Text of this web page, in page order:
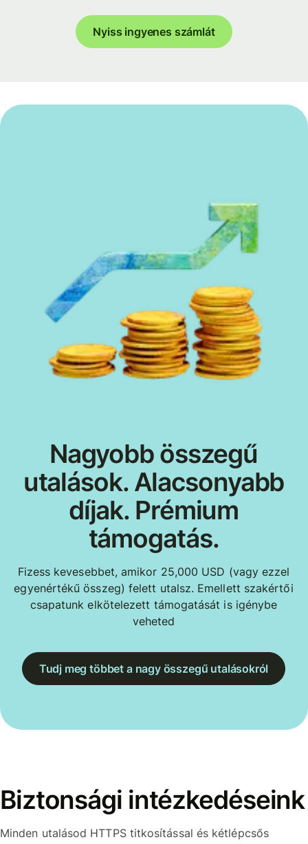
Nyiss ingyenes számlát
Nagyobb összegű
utalások. Alacsonyabb
díjak. Prémium
támogatás.
Fizess kevesebbet, amikor 25,000 USD (vagy ezzel
egyenértékű összeg) felett utalsz. Emellett szakértői
csapatunk elkötelezett támogatását is igénybe
veheted
Tudj meg többet a nagy összegű utalásokról
Biztonsági intézkedéseink
Minden utalásod HTTPS titkosítással és kétlépcsős